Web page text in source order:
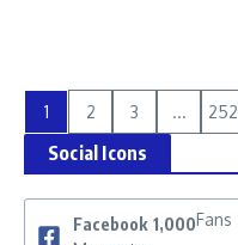
1 2 3 ... 252
Social Icons
Facebook 1,000Fans